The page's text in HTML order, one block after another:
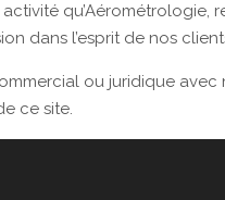
dans l’esprit de nos
ou juridique
ce site.